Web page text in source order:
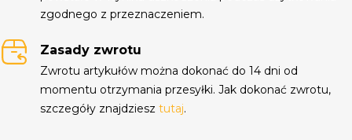
zgodnego z przeznaczeniem.
Zasady zwrotu
Zwrotu artykułów można dokonać do 14 dni od
momentu otrzymania przesyłki. Jak dokonać zwrotu,
szczegóły znajdziesztutaj.